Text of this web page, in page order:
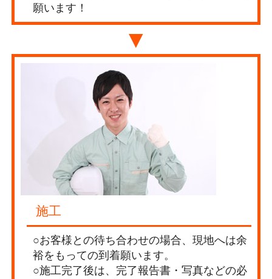
願います！
▼
施工
○お客様との待ち合わせの場合、現地へは余
裕をもっての到着願います。
○施工完了後は、完了報告書・写真などの必